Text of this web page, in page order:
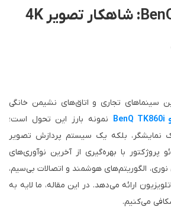
مدل BenQ TK860i: شاهکار تصویر 4K
سینماهای تجاری و اتاق‌های نشیمن خانگی
BenQ TK860i نمونه بارز این تحول است؛
نمایشگر، بلکه یک سیستم پردازش تصویر
پروژکتور با بهره‌گیری از آخرین نوآوری‌های
الگوریتم‌های هوشمند و اتصالات بی‌سیم،
ارائه می‌دهد. در این مقاله، ما لایه به
می‌کنیم.